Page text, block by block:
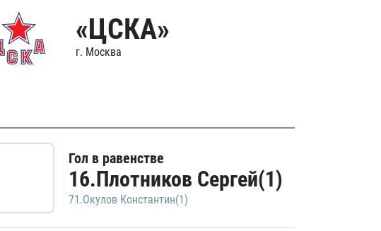
«ЦСКА»
г. Москва
Гол в равенстве
16.Плотников Сергей(1)
71.Окулов Константин(1)